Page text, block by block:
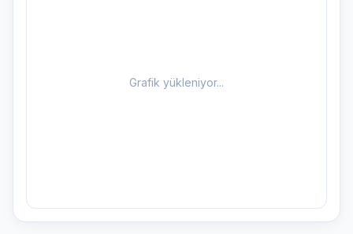
Grafik yükleniyor...